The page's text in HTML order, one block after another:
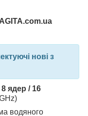
нові з
8 ядер / 16
водяного